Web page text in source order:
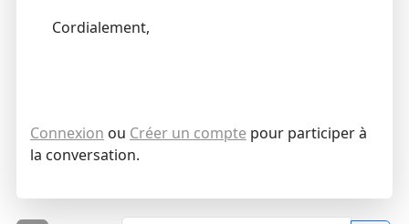
Cordialement,
Connexion ou Créer un compte pour participer à
la conversation.